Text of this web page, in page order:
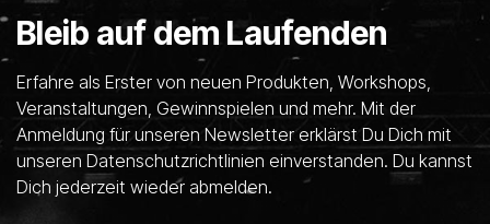
Bleib auf dem Laufenden
Erfahre als Erster von neuen Produkten, Workshops,
Veranstaltungen, Gewinnspielen und mehr. Mit der
Anmeldung für unseren Newsletter erklärst Du Dich mit
unseren Datenschutzrichtlinien einverstanden. Du kannst
Dich jederzeit wieder abmelden.